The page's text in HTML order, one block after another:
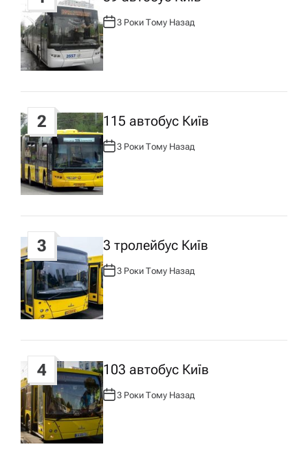
а
ц
і
я
з
а
п
и
с
у
А
В
Т
О
Р
:
3 Роки Тому Назад
2 115 автобус Київ
А
Т
О
Р
:
3 Роки Тому Назад
3 3 тролейбус Київ
А
В
Т
О
Р
:
3 Роки Тому Назад
4 103 автобус Київ
А
В
Т
О
Р
:
3 Роки Тому Назад